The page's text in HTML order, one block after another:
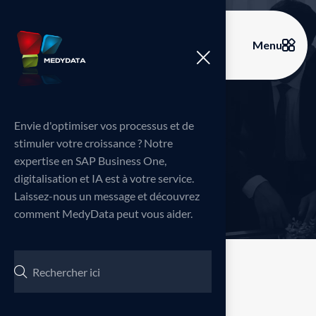
Menu
Envie d'optimiser vos processus et de
stimuler votre croissance ? Notre
expertise en SAP Business One,
digitalisation et IA est à votre service.
Laissez-nous un message et découvrez
comment MedyData peut vous aider.
Suppor
Home>Support